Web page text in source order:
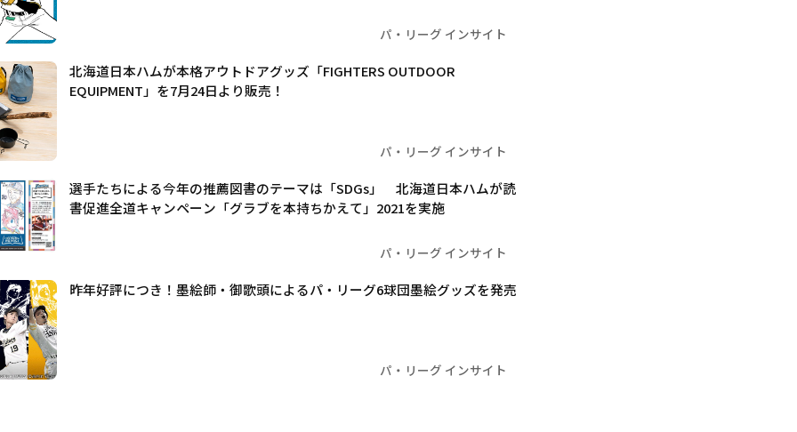
パ・リーグ インサイト
北海道日本ハムが本格アウトドアグッズ「FIGHTERS OUTDOOR
EQUIPMENT」を7月24日より販売！
パ・リーグ インサイト
選手たちによる今年の推薦図書のテーマは「SDGs」 北海道日本ハムが読
書促進全道キャンペーン「グラブを本持ちかえて」2021を実施
パ・リーグ インサイト
昨年好評につき！墨絵師・御歌頭によるパ・リーグ6球団墨絵グッズを発売
パ・リーグ インサイト